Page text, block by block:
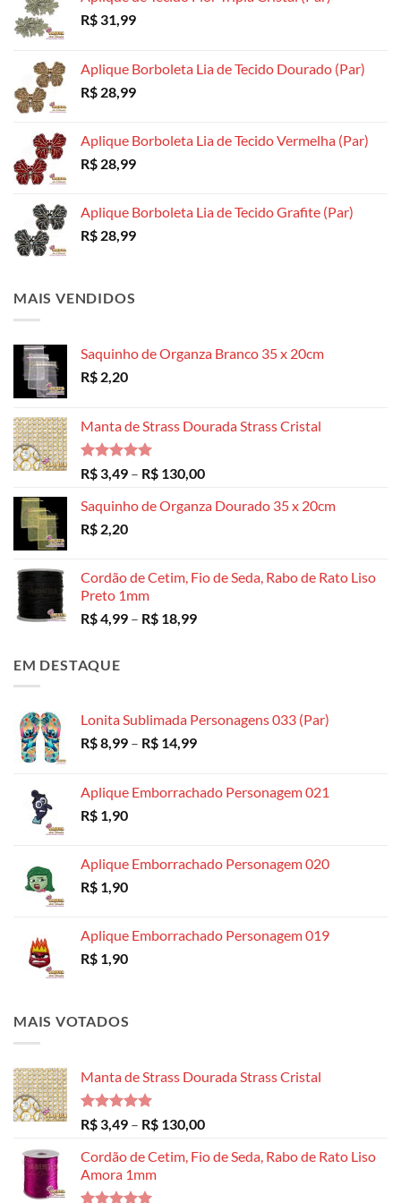
página
página
página
R$ 31,99
Aplique Borboleta Lia de Tecido Dourado (Par)
R$ 28,99
Aplique Borboleta Lia de Tecido Vermelha (Par)
R$ 28,99
Aplique Borboleta Lia de Tecido Grafite (Par)
R$ 28,99
MAIS VENDIDOS
Saquinho de Organza Branco 35 x 20cm
R$ 2,20
Manta de Strass Dourada Strass Cristal
Avaliação
5.00
de 5
R$ 3,49 – R$ 130,00Faixa
preço:
Saquinho de Organza Dourado 35 x 20cm
R$ 2,20
Cordão de Cetim, Fio de Seda, Rabo de Rato Liso
Preto 1mm
R$4,99 – R$ 18,99Faixa
R$ 18,99
EM DESTAQUE
Lonita Sublimada Personagens 033 (Par)
R$8,99 – R$ 14,99Faixa
R$ 8,99
Aplique Emborrachado Personagem 021
R$ 1,90
Aplique Emborrachado Personagem 020
R$ 1,90
Aplique Emborrachado Personagem 019
R$ 1,90
MAIS VOTADOS
Manta de Strass Dourada Strass Cristal
Avaliação
5.00
de 5
R$ 3,49 – R$ 130,00Faixa
preço:
Cordão de Cetim, Fio de Seda, Rabo de Rato Liso
Amora 1mm